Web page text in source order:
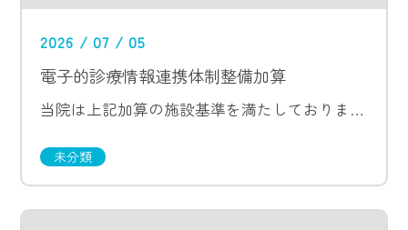
2026 / 07 / 05
電子的診療情報連携体制整備加算
当院は上記加算の施設基準を満たしております。 ・オンライン請求を行っている ・診療報酬明細書を無料で交付している ・オンライン資格確認を行う体制を有している ・マイナ保険証を活用し、薬剤情報や特定検診等の診療情報を取得、 […]
未分類